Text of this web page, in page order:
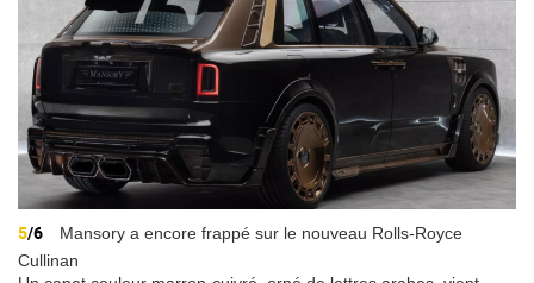
5/6
Mansory a encore frappé sur le nouveau Rolls-Royce
Cullinan